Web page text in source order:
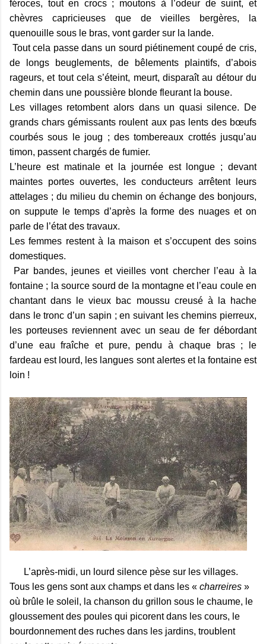
féroces, tout en crocs ; moutons à l’odeur de suint, et
chèvres capricieuses que de vieilles bergères, la
quenouille sous le bras, vont garder sur la lande.
Tout cela passe dans un sourd piétinement coupé de cris,
de longs beuglements, de bêlements plaintifs, d’abois
rageurs, et tout cela s’éteint, meurt, disparaît au détour du
chemin dans une poussière blonde fleurant la bouse.
Les villages retombent alors dans un quasi silence. De
grands chars gémissants roulent aux pas lents des bœufs
courbés sous le joug ; des tombereaux crottés jusqu’au
timon, passent chargés de fumier.
L’heure est matinale et la journée est longue ; devant
maintes portes ouvertes, les conducteurs arrêtent leurs
attelages ; du milieu du chemin on échange des bonjours,
on suppute le temps d’après la forme des nuages et on
parle de l’état des travaux.
Les femmes restent à la maison et s’occupent des soins
domestiques.
Par bandes, jeunes et vieilles vont chercher l’eau à la
fontaine ; la source sourd de la montagne et l’eau coule en
chantant dans le vieux bac moussu creusé à la hache
dans le tronc d’un sapin ; en suivant les chemins pierreux,
les porteuses reviennent avec un seau de fer débordant
d’une eau fraîche et pure, pendu à chaque bras ; le
fardeau est lourd, les langues sont alertes et la fontaine est
loin !
L’après-midi, un lourd silence pèse sur les villages.
Tous les gens sont aux champs et dans les « charreires »
où brûle le soleil, la chanson du grillon sous le chaume, le
gloussement des poules qui picorent dans les cours, le
bourdonnement des ruches dans les jardins, troublent